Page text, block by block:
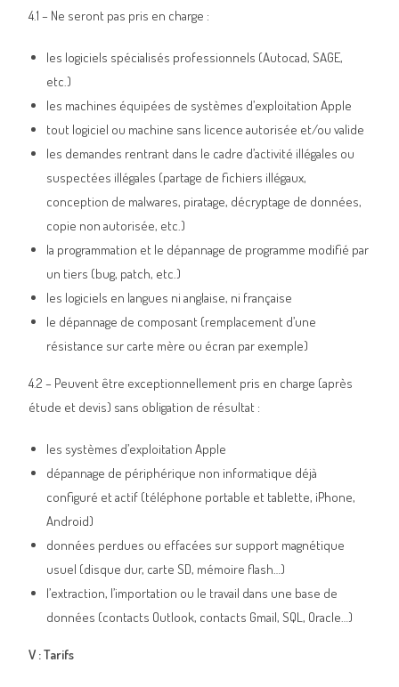
4.1 – Ne seront pas pris en charge :
les logiciels spécialisés professionnels (Autocad, SAGE,
etc.)
les machines équipées de systèmes d’exploitation Apple
tout logiciel ou machine sans licence autorisée et/ou valide
les demandes rentrant dans le cadre d’activité illégales ou
suspectées illégales (partage de fichiers illégaux,
conception de malwares, piratage, décryptage de données,
copie non autorisée, etc.)
la programmation et le dépannage de programme modifié par
un tiers (bug, patch, etc.)
les logiciels en langues ni anglaise, ni française
le dépannage de composant (remplacement d’une
résistance sur carte mère ou écran par exemple)
4.2 – Peuvent être exceptionnellement pris en charge (après
étude et devis) sans obligation de résultat :
les systèmes d’exploitation Apple
dépannage de périphérique non informatique déjà
configuré et actif (téléphone portable et tablette, iPhone,
Android)
données perdues ou effacées sur support magnétique
usuel (disque dur, carte SD, mémoire flash…)
l’extraction, l’importation ou le travail dans une base de
données (contacts Outlook, contacts Gmail, SQL, Oracle…)
V : Tarifs